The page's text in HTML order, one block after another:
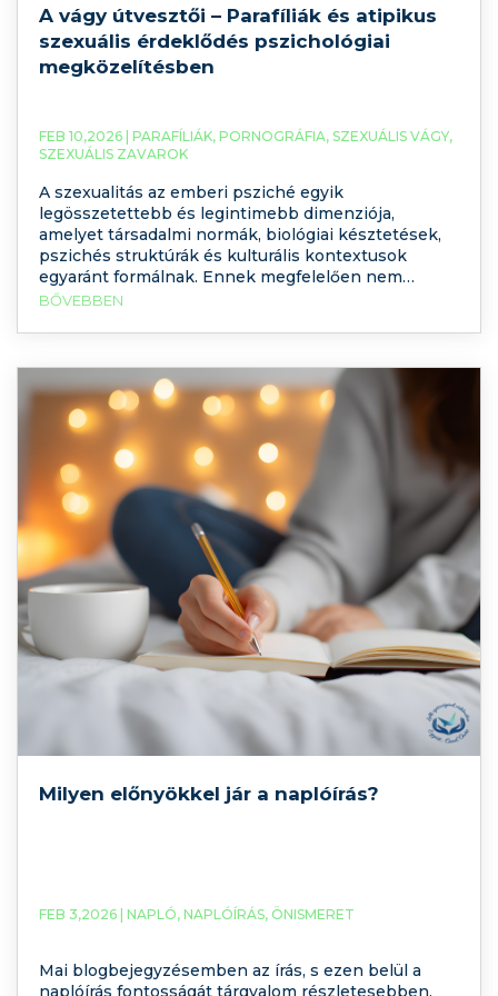
A vágy útvesztői – Parafíliák és atipikus
szexuális érdeklődés pszichológiai
megközelítésben
FEB 10,2026 | PARAFÍLIÁK, PORNOGRÁFIA, SZEXUÁLIS VÁGY,
SZEXUÁLIS ZAVAROK
A szexualitás az emberi psziché egyik
legösszetettebb és legintimebb dimenziója,
amelyet társadalmi normák, biológiai késztetések,
pszichés struktúrák és kulturális kontextusok
egyaránt formálnak. Ennek megfelelően nem
meglepő, hogy a „normálistól” eltérő szexuális
Mégis, a pszichológiai tudomány
BŐVEBBEN
Milyen előnyökkel jár a naplóírás?
FEB 3,2026 | NAPLÓ, NAPLÓÍRÁS, ÖNISMERET
Mai blogbejegyzésemben az írás, s ezen belül a
naplóírás fontosságát tárgyalom részletesebben.